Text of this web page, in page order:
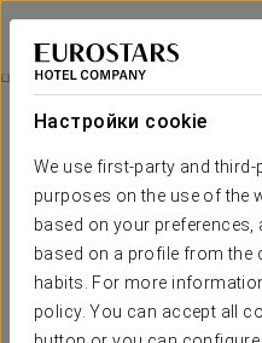
Настройки cookie
We use first-party and
purposes on the use of the
based on your
based on a profile from
habits. For more
policy. You can accept all
Eurostars Centrum Alicante
ALICANTE
Номера
Отель Eurostars Centrum
распоряжение 149
уютной атмосферой,
сочетании с